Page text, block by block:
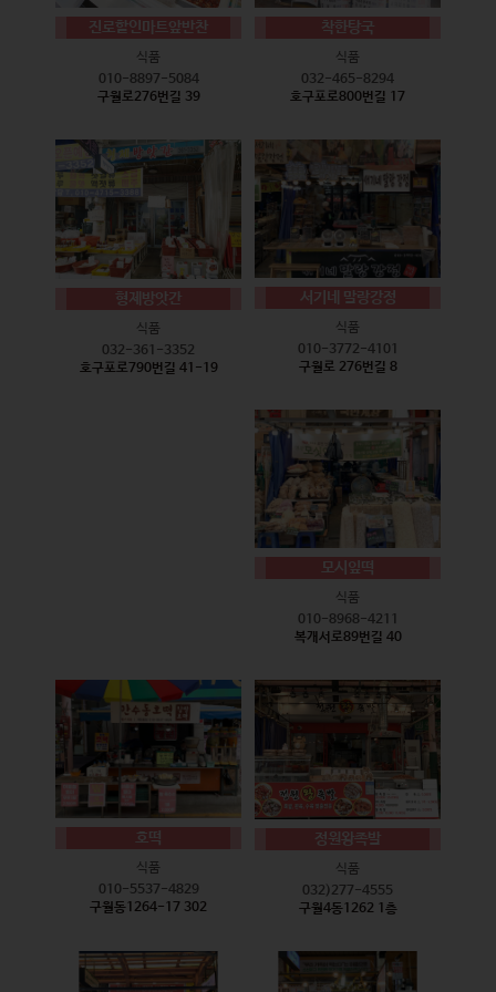
진로할인마트앞반찬
식품
010-8897-5084
구월로276번길 39
착한탕국
식품
032-465-8294
호구포로800번길 17
형제방앗간
식품
032-361-3352
호구포로790번길 41-19
서기네 말랑강정
식품
010-3772-4101
구월로 276번길 8
모시잎떡
식품
010-8968-4211
복개서로89번길 40
호떡
식품
010-5537-4829
구월동1264-17 302
정원왕족발
식품
032)277-4555
구월4동1262 1층